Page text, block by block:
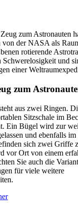
zum Astronauten
der NASA als
rotierende
Schwerelosigkeit und
einer
zum
aus zwei Ringen.
Sitzschale im
Ein Bügel wird zur
und ebenfalls
sich zwei Griffe
vor Ort von einem
Sie auch die
für viele weitere